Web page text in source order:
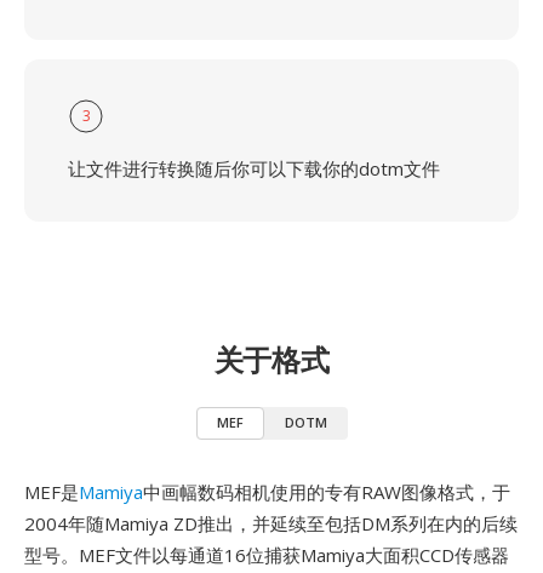
3
让文件进行转换随后你可以下载你的dotm文件
关于格式
MEF DOTM
MEF是Mamiya中画幅数码相机使用的专有RAW图像格式，于
2004年随Mamiya ZD推出，并延续至包括DM系列在内的后续
型号。MEF文件以每通道16位捕获Mamiya大面积CCD传感器